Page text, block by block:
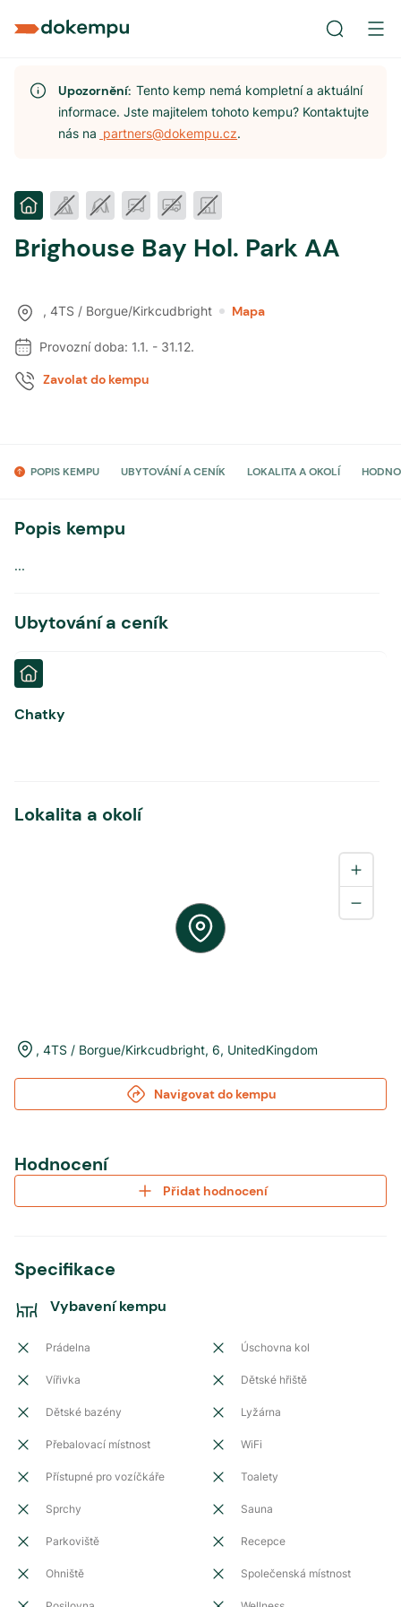
Upozornění:Tento kemp nemá kompletní a aktuální
informace. Jste majitelem tohoto kempu? Kontaktujte
nás na partners@dokempu.cz.
Brighouse Bay Hol. Park AA
, 4TS / Borgue/Kirkcudbright Mapa
Provozní doba: 1.1. - 31.12.
Zavolat do kempu
POPIS KEMPU UBYTOVÁNÍ A CENÍK LOKALITA A OKOLÍ
Popis kempu
...
Ubytování a ceník
Chatky
Lokalita a okolí
, 4TS / Borgue/Kirkcudbright, 6, UnitedKingdom
Navigovat do kempu
Hodnocení
Přidat hodnocení
Specifikace
Vybavení kempu
Prádelna Úschovna kol
Vířivka Dětské hřiště
Dětské bazény Lyžárna
Přebalovací místnost WiFi
Přístupné pro vozíčkáře Toalety
Sprchy Sauna
Parkoviště Recepce
Ohniště Společenská místnost